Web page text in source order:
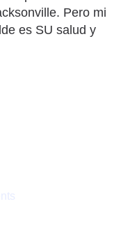
Pero mi
es SU salud y